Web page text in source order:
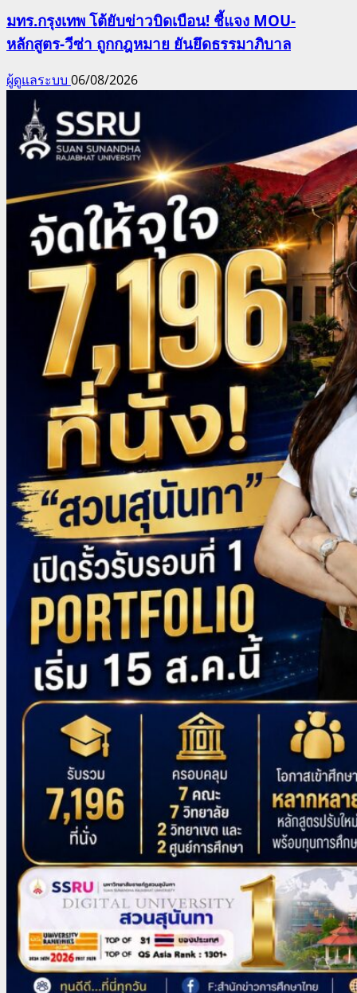
มทร.กรุงเทพ โต้ยับข่าวบิดเบือน! ชี้แจง MOU-
หลักสูตร-วีซ่า ถูกกฎหมาย ยันยึดธรรมาภิบาล
ผู้ดูแลระบบ 06/08/2026